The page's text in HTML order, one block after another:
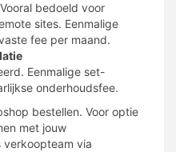
bedoeld voor
sites. Eenmalige
fee per maand.
Eenmalige set-
onderhoudsfee.
bestellen. Voor optie
met jouw
via